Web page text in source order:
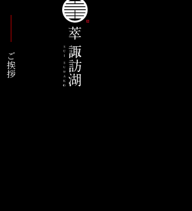
ご挨拶